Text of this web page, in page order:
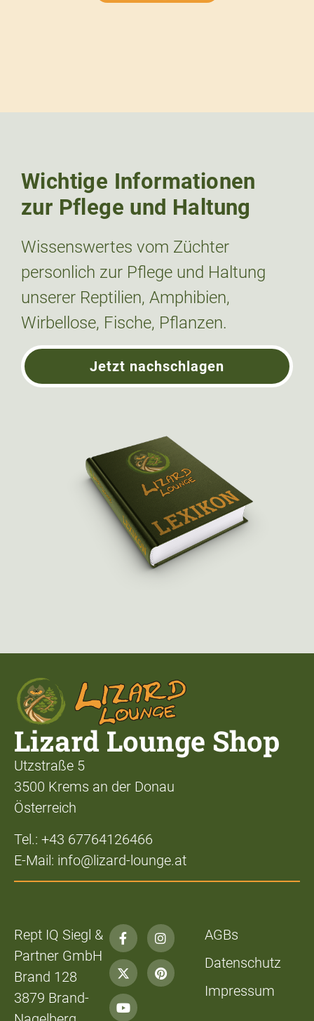
Wichtige Informationen
zur Pflege und Haltung
Wissenswertes vom Züchter
personlich zur Pflege und Haltung
unserer Reptilien, Amphibien,
Wirbellose, Fische, Pflanzen.
Jetzt nachschlagen
Lizard Lounge Shop
Utzstraße 5
3500 Krems an der Donau
Österreich
Tel.: +43 67764126466
E-Mail: info@lizard-lounge.at
Rept IQ Siegl &
Partner GmbH
Brand 128
3879 Brand-
AGBs
Datenschutz
Impressum